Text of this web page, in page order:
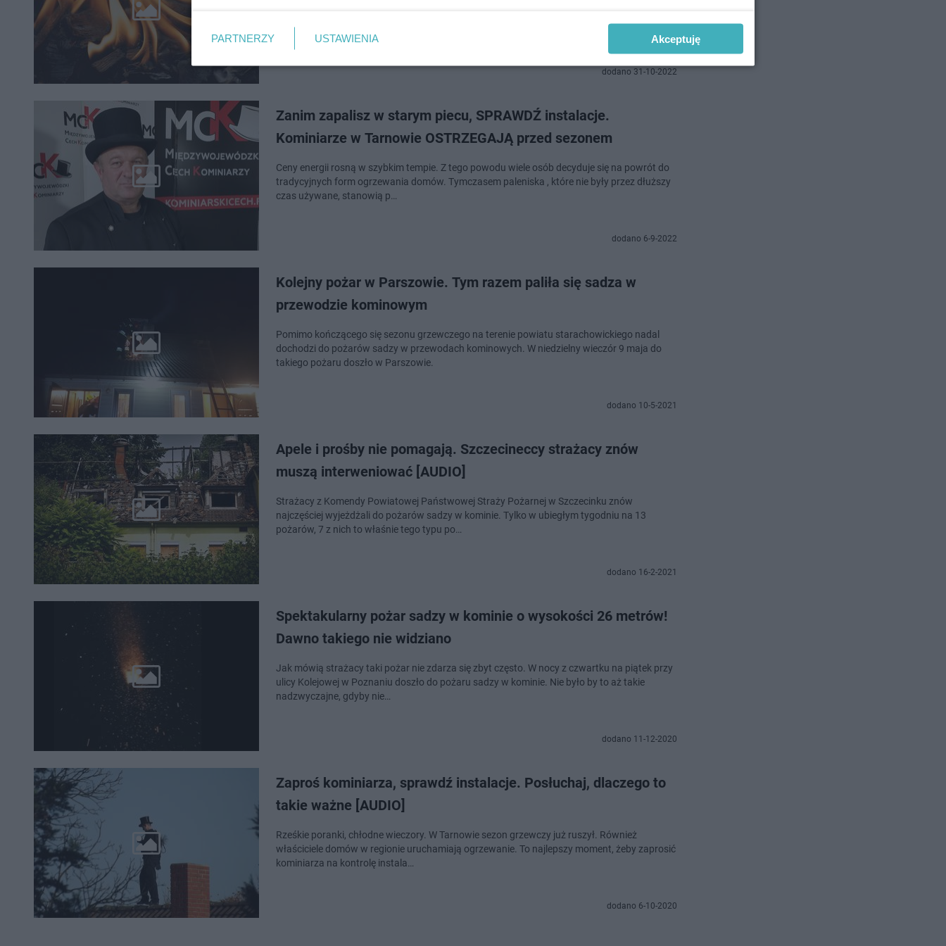
zbliżającym się sezonem grzewczym. Jego zdaniem,…
dodano 31-10-2022
Zanim zapalisz w starym piecu, SPRAWDŹ instalacje.
Kominiarze w Tarnowie OSTRZEGAJĄ przed sezonem
Ceny energii rosną w szybkim tempie. Z tego powodu wiele osób decyduje się na powrót do
tradycyjnych form ogrzewania domów. Tymczasem paleniska , które nie były przez dłuższy
czas używane, stanowią p…
dodano 6-9-2022
Kolejny pożar w Parszowie. Tym razem paliła się sadza w
przewodzie kominowym
Pomimo kończącego się sezonu grzewczego na terenie powiatu starachowickiego nadal
dochodzi do pożarów sadzy w przewodach kominowych. W niedzielny wieczór 9 maja do
takiego pożaru doszło w Parszowie.
dodano 10-5-2021
Apele i prośby nie pomagają. Szczecineccy strażacy znów
muszą interweniować [AUDIO]
Strażacy z Komendy Powiatowej Państwowej Straży Pożarnej w Szczecinku znów
najczęściej wyjeżdżali do pożarów sadzy w kominie. Tylko w ubiegłym tygodniu na 13
pożarów, 7 z nich to właśnie tego typu po…
dodano 16-2-2021
Spektakularny pożar sadzy w kominie o wysokości 26 metrów!
Dawno takiego nie widziano
Jak mówią strażacy taki pożar nie zdarza się zbyt często. W nocy z czwartku na piątek przy
ulicy Kolejowej w Poznaniu doszło do pożaru sadzy w kominie. Nie było by to aż takie
nadzwyczajne, gdyby nie…
dodano 11-12-2020
Zaproś kominiarza, sprawdź instalacje. Posłuchaj, dlaczego to
takie ważne [AUDIO]
Rześkie poranki, chłodne wieczory. W Tarnowie sezon grzewczy już ruszył. Również
właściciele domów w regionie uruchamiają ogrzewanie. To najlepszy moment, żeby zaprosić
kominiarza na kontrolę instala…
dodano 6-10-2020
PARTNERZY USTAWIENIA Akceptuję